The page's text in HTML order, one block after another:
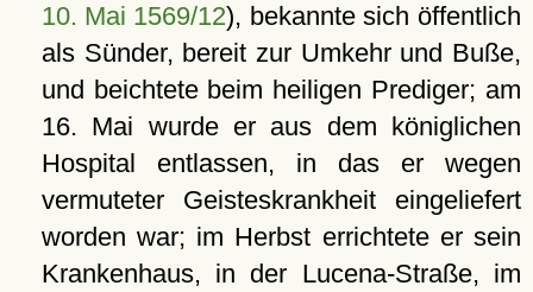
10. Mai 1569/12), bekannte sich öffentlich
als Sünder, bereit zur Umkehr und Buße,
und beichtete beim heiligen Prediger; am
16. Mai wurde er aus dem königlichen
Hospital entlassen, in das er wegen
vermuteter Geisteskrankheit eingeliefert
worden war; im Herbst errichtete er sein
Krankenhaus, in der Lucena-Straße, im